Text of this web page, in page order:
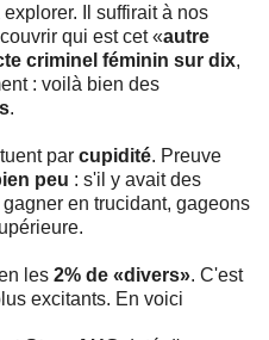
Il suffirait à nos
qui est cet «autre
criminel féminin sur dix,
: voilà bien des
.
par cupidité. Preuve
peu : s'il y avait des
en trucidant, gageons
les 2% de «divers». C'est
excitants. En voici